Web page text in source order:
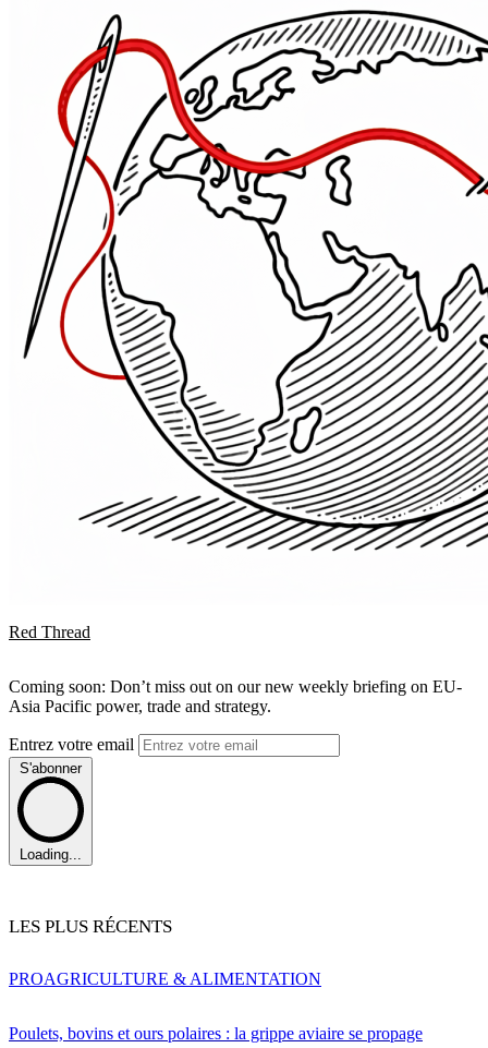
Red Thread
Coming soon: Don’t miss out on our new weekly briefing on EU-
Asia Pacific power, trade and strategy.
Entrez votre email
S'abonner
Loading...
LES PLUS RÉCENTS
Poulets, bovins et ours polaires : la grippe aviaire se propage
PROAGRICULTURE & ALIMENTATION